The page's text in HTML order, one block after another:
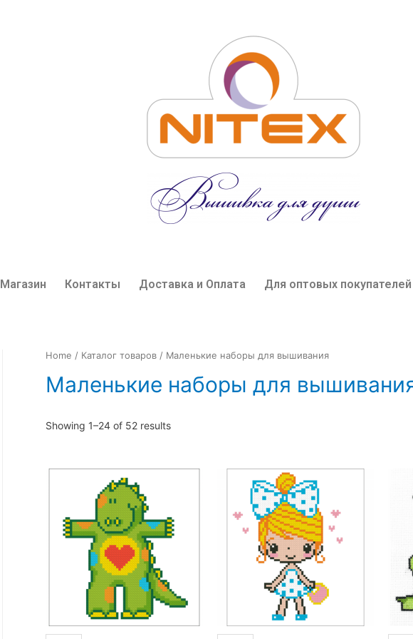
Магазин Контакты Доставка и Оплата Для оптовых покупателей
Home / Каталог товаров/ Маленькие наборы для вышивания
Маленькие наборы для
Showing 1–24 of 52 results